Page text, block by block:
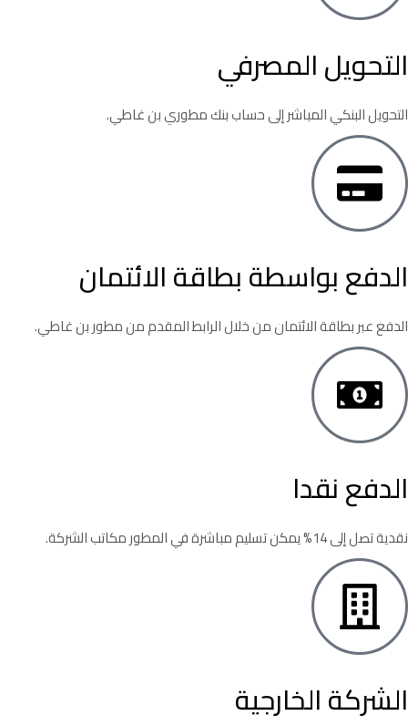
التحويل المصرفي
التحويل البنكي المباشر إلى حساب بنك مطوري بن غاطي.
الدفع بواسطة بطاقة الائتمان
الدفع عبر بطاقة الائتمان من خلال الرابط المقدم من مطور بن غاطي.
الدفع نقدا
نقدية تصل إلى 14% يمكن تسليم مباشرة في المطور مكاتب الشركة.
الشركة الخارجية